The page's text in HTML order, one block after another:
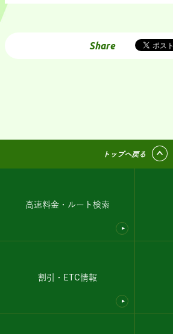
Share
トップへ戻る
高速料金・ルート検索
割引・ETC情報